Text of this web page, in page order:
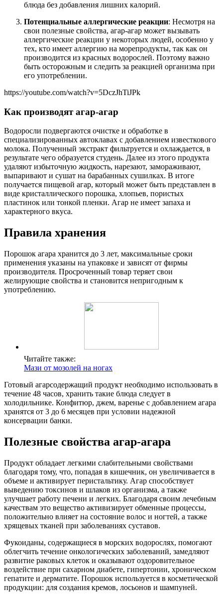
блюда без добавления лишних калорий.
Потенциальные аллергические реакции: Несмотря на
свои полезные свойства, агар-агар может вызывать
аллергические реакции у некоторых людей, особенно у
тех, кто имеет аллергию на морепродукты, так как он
производится из красных водорослей. Поэтому важно
быть осторожным и следить за реакцией организма при
его употреблении.
https://youtube.com/watch?v=5DczJhTiJPk
Как производят агар-агар
Водоросли подвергаются очистке и обработке в
специализированных автоклавах с добавлением известкового
молока. Полученный экстракт фильтруется и охлаждается, в
результате чего образуется студень. Далее из этого продукта
удаляют избыточную жидкость, нарезают, замораживают,
выпаривают и сушат на барабанных сушилках. В итоге
получается пищевой агар, который может быть представлен в
виде кристаллического порошка, хлопьев, пористых
пластинок или тонкой пленки. Агар не имеет запаха и
характерного вкуса.
Правила хранения
Порошок агара хранится до 3 лет, максимальные сроки
применения указаны на упаковке и зависят от фирмы
производителя. Просроченный товар теряет свои
желирующие свойства и становится непригодным к
употреблению.
Читайте также:
Мази от мозолей на ногах
Готовый агарсодержащий продукт необходимо использовать в
течение 48 часов, хранить такие блюда следует в
холодильнике. Конфитюр, джем, варенье с добавлением агара
хранятся от 3 до 6 месяцев при условии надежной
консервации банки.
Полезные свойства агар-агара
Продукт обладает легкими слабительными свойствами
благодаря тому, что, попадая в кишечник, он увеличивается в
объеме и активирует перистальтику. Агар способствует
выведению токсинов и шлаков из организма, а также
улучшает работу печени и легких. Благодаря своим лечебным
качествам это вещество активизирует обменные процессы,
положительно влияет на состояние волос и ногтей, а также
хрящевых тканей при заболеваниях суставов.
Фукоиданы, содержащиеся в морских водорослях, помогают
облегчить течение онкологических заболеваний, замедляют
развитие раковых клеток и оказывают оздоровительное
воздействие при сахарном диабете, гипертонии, хроническом
гепатите и дерматите. Порошок используется в косметической
продукции: для создания кремов, лосьонов и шампуней.